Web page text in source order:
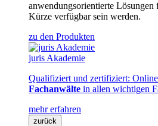
anwendungsorientierte
Kürze verfügbar sein werden.
zu den Produkten
juris Akademie
Qualifiziert und zertifiziert:
Fachanwälte in allen wichtigen
mehr erfahren
zurück